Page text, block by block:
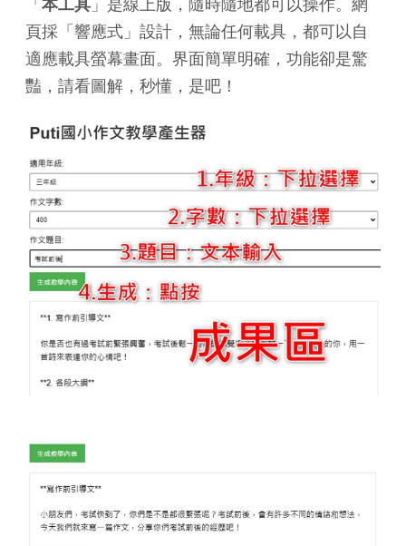
頁採「響應式」設計，無論任何載具，都可以自
適應載具螢幕畫面。界面簡單明確，功能卻是驚
豔，請看圖解，秒懂，是吧！